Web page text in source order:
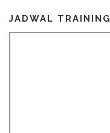
JADWAL TRAINING